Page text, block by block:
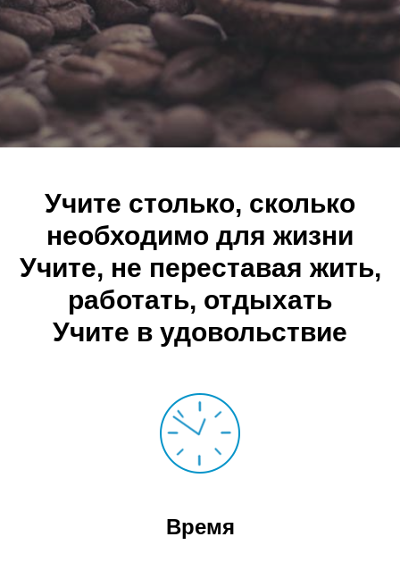
Учите столько, сколько
необходимо для жизни
Учите, не переставая жить,
работать, отдыхать
Учите в удовольствие
Время